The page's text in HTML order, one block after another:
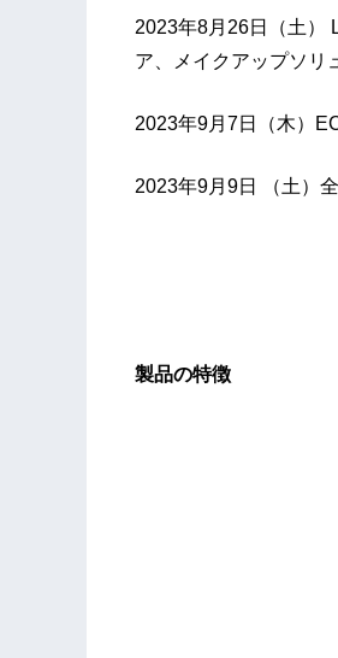
2023年8月26日（土）
ア、メイクアップソリ
2023年9月7日（木）
2023年9月9日 （土）
製品の特徴